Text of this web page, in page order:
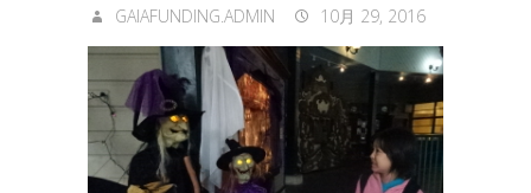
GAIAFUNDING.ADMIN 10月 29, 2016